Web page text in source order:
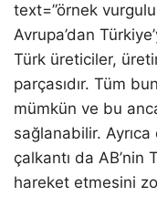
text=”örnek
Avrupa’dan
Türk üreticiler,
parçasıdır. Tüm
mümkün ve bu
sağlanabilir. Ayrıca
çalkantı da AB’nin
hareket etmesini